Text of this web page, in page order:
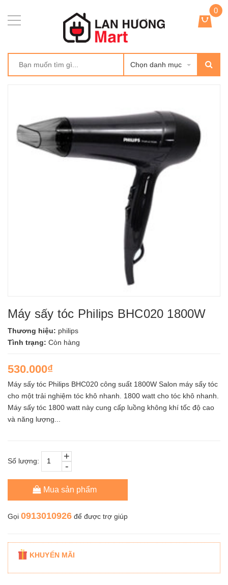
Chọn danh mục
0
Máy sấy tóc Philips BHC020 1800W
Thương hiệu: philips
Tình trạng: Còn hàng
530.000₫
Máy sấy tóc Philips BHC020 công suất 1800W Salon máy sấy tóc
cho một trải nghiệm tóc khô nhanh. 1800 watt cho tóc khô nhanh.
Máy sấy tóc 1800 watt này cung cấp luồng không khí tốc độ cao
và năng lượng...
Số lượng: -
+
Mua sản phẩm
Gọi 0913010926 để được trợ giúp
KHUYẾN MÃI